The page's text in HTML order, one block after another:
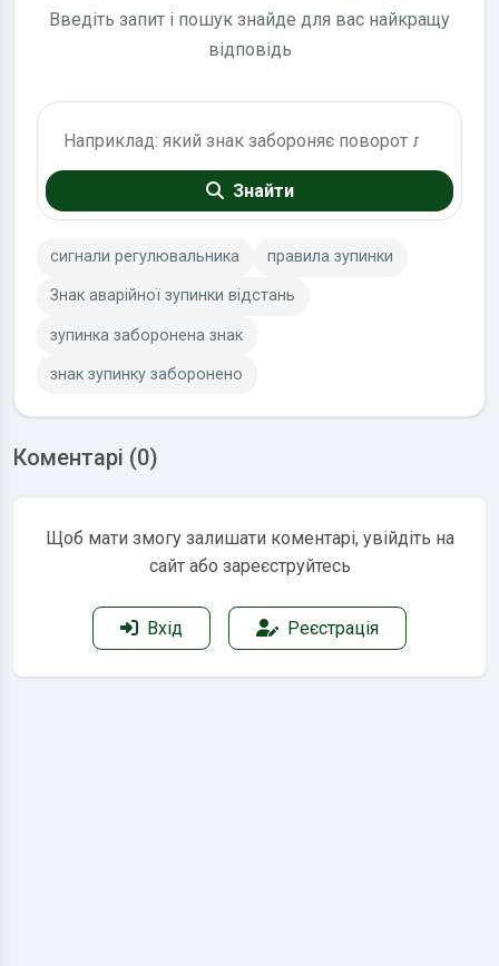
Введіть запит і пошук знайде для вас найкращу
відповідь
Знайти
сигнали регулювальника правила зупинки
Знак аварійної зупинки відстань
зупинка заборонена знак
знак зупинку заборонено
Коментарі (0)
Щоб мати змогу залишати коментарі, увійдіть на
сайт або зареєструйтесь
Вхід Реєстрація